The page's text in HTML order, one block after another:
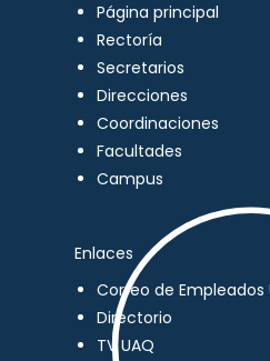
Página principal
Rectoría
Secretarios
Direcciones
Coordinaciones
Facultades
Campus
Enlaces
Correo de Empleados
Directorio
TV UAQ